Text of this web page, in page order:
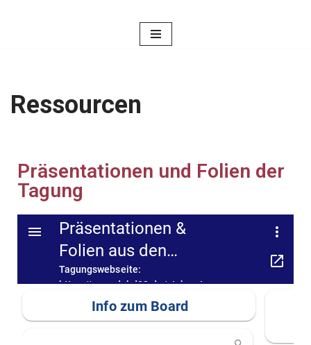
Ressourcen
Präsentationen und Folien der
Tagung